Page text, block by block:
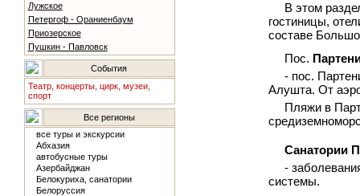
Лужское
Петергоф - Ораниенбаум
Приозерское
Пушкин - Павловск
События
Театр, концерты, цирк, музеи,
спорт
Все регионы
все туры и экскурсии
Абхазия
автобусные туры
Азербайджан
Белокуриха, санатории
Белоруссия
В этом
гостиницы,
составе
Пос.
- пос.
Алушта. От
Пляжи в
Санатории
-
системы.